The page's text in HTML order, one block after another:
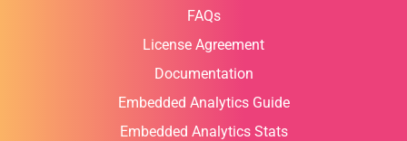
FAQs
License Agreement
Documentation
Embedded Analytics Guide
Embedded Analytics Stats